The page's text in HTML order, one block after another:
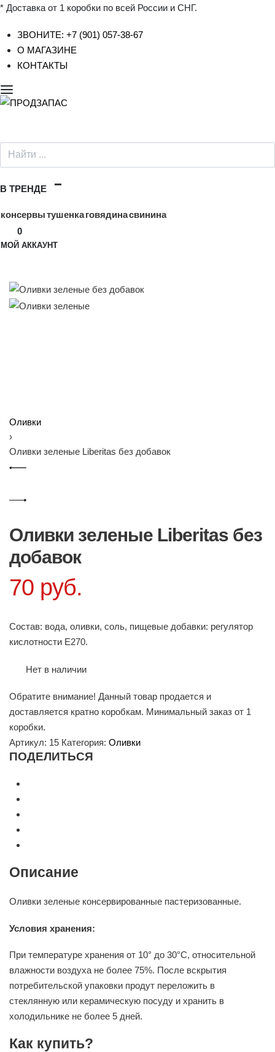
* Доставка от 1 коробки по всей России и СНГ.
ЗВОНИТЕ: +7 (901) 057-38-67
О МАГАЗИНЕ
КОНТАКТЫ
Search
for:
В ТРЕНДЕ
консервытушенкаговядинасвинина
0
МОЙ АККАУНТ
Оливки
›
Оливки зеленые Liberitas без добавок
P
o
u
c
t
n
a
i
g
i
o
n
Оливки зеленые Liberitas без
добавок
70 руб.
Состав: вода, оливки, соль, пищевые добавки: регулятор
кислотности Е270.
Нет в наличии
Обратите внимание! Данный товар продается и
доставляется кратно коробкам. Минимальный заказ от 1
коробки.
Артикул: 15 Категория: Оливки
ПОДЕЛИТЬСЯ
Описание
Оливки зеленые консервированные пастеризованные.
Условия хранения:
При температуре хранения от 10° до 30°С, относительной
влажности воздуха не более 75%. После вскрытия
потребительской упаковки продут переложить в
стеклянную или керамическую посуду и хранить в
холодильнике не более 5 дней.
Как купить?